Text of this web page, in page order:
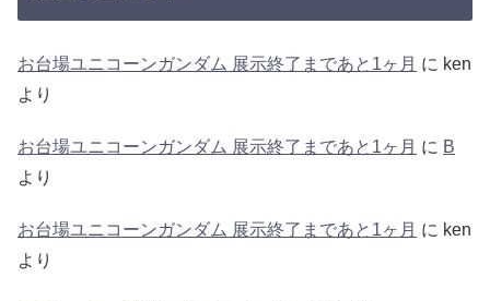
お台場ユニコーンガンダム 展示終了まであと1ヶ月 に ken
より
お台場ユニコーンガンダム 展示終了まであと1ヶ月 に B
より
お台場ユニコーンガンダム 展示終了まであと1ヶ月 に ken
より